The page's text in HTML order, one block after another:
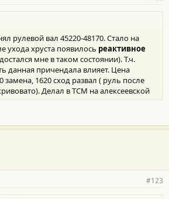
рулевой вал 45220-48170. Стало на
ухода хруста появилось реактивное
мне в таком состоянии). Т.ч.
данная причендала влияет. Цена
замена, 1620 сход развал ( руль после
Делал в ТСМ на алексеевской
#123